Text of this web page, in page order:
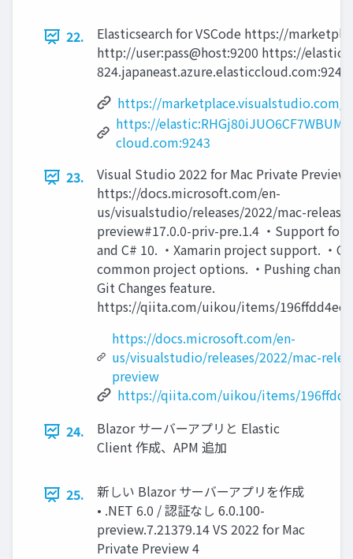
22.
Elasticsearch for VSCode https://
http://user:pass@host:9200 https://
824.japaneast.azure.elasticcloud.com:9243
https://marketplace.visualstudio.com/
https://
cloud.com:9243
23.
Visual Studio 2022 for Mac Private Preview
https://docs.microsoft.com/en-
us/visualstudio/releases/2022/mac-
preview#17.0.0-priv-pre.1.4 ・Support for
and C# 10. ・Xamarin project support. ・
common project options. ・Pushing
Git Changes feature.
https://qiita.com/uikou/items/
https://docs.microsoft.com/en-
us/visualstudio/releases/2022/mac-
preview
https://qiita.com/uikou/items/
24.
Blazor サーバーアプリと Elastic
Client 作成、APM 追加
25.
新しい Blazor サーバーアプリを作成
• .NET 6.0 / 認証なし 6.0.100-
preview.7.21379.14 VS 2022 for Mac
Private Preview 4